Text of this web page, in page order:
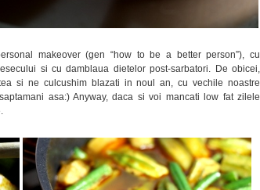
makeover (gen “how to be a better person”), cu
si cu damblaua dietelor post-sarbatori. De obicei,
si ne culcushim blazati in noul an, cu vechile noastre
asa:) Anyway, daca si voi mancati low fat zilele